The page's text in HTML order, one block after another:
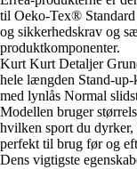
til Oeko-Tex® Standard
og sikkerhedskrav og
produktkomponenter.
Kurt Kurt Detaljer
hele længden Stand-
med lynlås Normal
Modellen bruger
hvilken sport du
perfekt til brug før og
Dens vigtigste